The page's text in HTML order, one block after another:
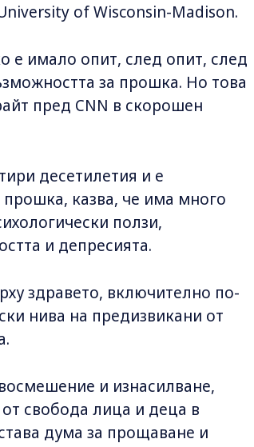
of Wisconsin-Madison.
е имало опит, след опит, след
за прошка. Но това
пред CNN в скорошен
десетилетия и е
казва, че има много
ползи,
и депресията.
здравето, включително по-
нива на предизвикани от
и изнасилване,
свобода лица и деца в
дума за прощаване и